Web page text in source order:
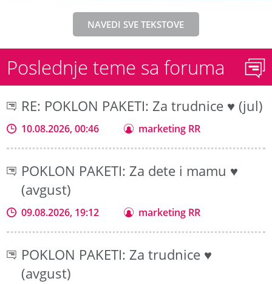
NAVEDI SVE TEKSTOVE
Poslednje teme sa foruma
RE: POKLON PAKETI: Za trudnice ♥ (jul)
10.08.2026, 00:46 marketing RR
POKLON PAKETI: Za dete i mamu ♥
(avgust)
09.08.2026, 19:12 marketing RR
POKLON PAKETI: Za trudnice ♥
(avgust)